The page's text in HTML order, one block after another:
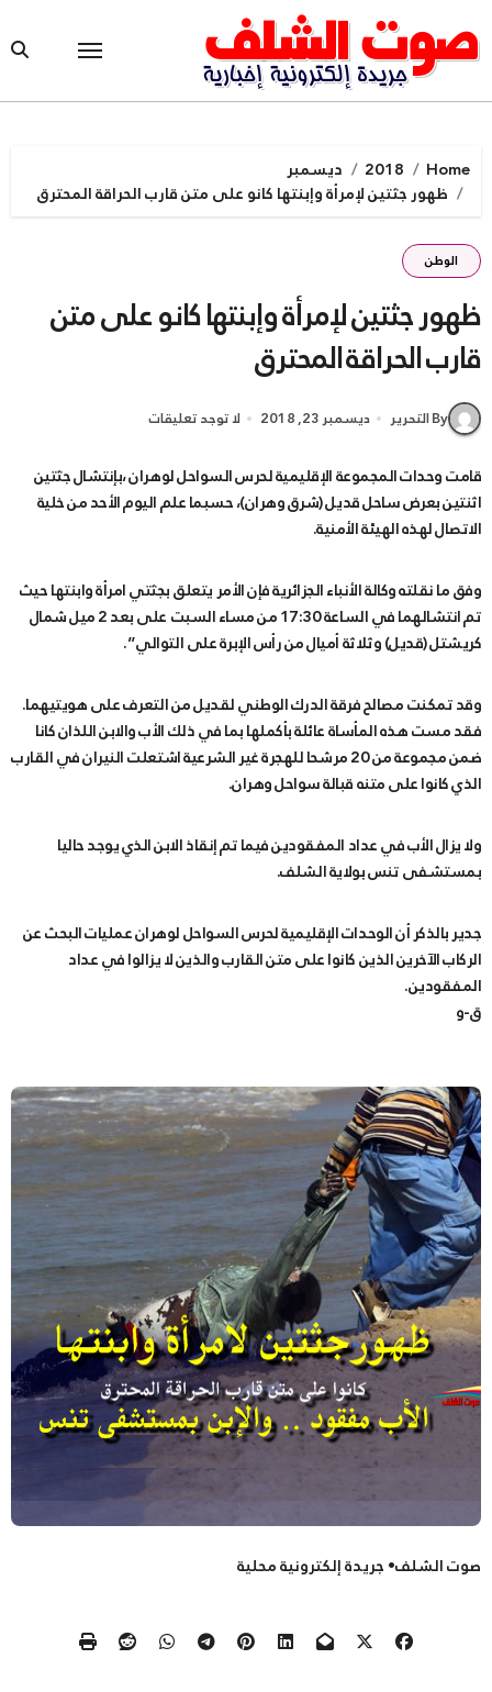
to
content
Home
2018
ديسمبر
ظهور جثتين لإمرأة وإبنتها كانو على متن قارب الحراقة المحترق
الوطن
ظهور جثتين لإمرأة وإبنتها كانو على متن
قارب الحراقة المحترق
By التحرير ديسمبر 23, 2018 لا توجد تعليقات
قامت وحدات المجموعة الإقليمية لحرس السواحل لوهران ،بإنتشال جثتين
اثنتين بعرض ساحل قديل (شرق وهران)، حسبما علم اليوم الأحد من خلية
الاتصال لهذه الهيئة الأمنية.
وفق ما نقلته وكالة الأنباء الجزائرية فإن الأمر يتعلق بجثتي امرأة وابنتها حيث
تم انتشالهما في الساعة 17:30 من مساء السبت على بعد 2 ميل شمال
كريشتل (قديل) وثلاثة أميال من رأس الإبرة على التوالي”.
وقد تمكنت مصالح فرقة الدرك الوطني لقديل من التعرف على هويتيهما.
فقد مست هذه المأساة عائلة بأكملها بما في ذلك الأب والابن اللذان كانا
ضمن مجموعة من 20 مرشحا للهجرة غير الشرعية اشتعلت النيران في القارب
الذي كانوا على متنه قبالة سواحل وهران.
ولا يزال الأب في عداد المفقودين فيما تم إنقاذ الابن الذي يوجد حاليا
بمستشفى تنس بولاية الشلف.
جدير بالذكر أن الوحدات الإقليمية لحرس السواحل لوهران عمليات البحث عن
الركاب الآخرين الذين كانوا على متن القارب والذين لا يزالوا في عداد
المفقودين.
ق-و
صوت الشلف• جريدة إلكترونية محلية